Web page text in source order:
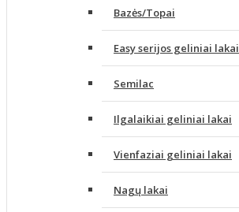
Bazės/Topai
Easy serijos geliniai lakai
Semilac
Ilgalaikiai geliniai lakai
Vienfaziai geliniai lakai
Nagų lakai